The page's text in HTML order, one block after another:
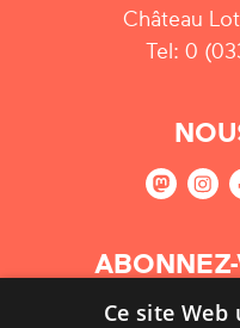
Château
Tel: 0
Ce site